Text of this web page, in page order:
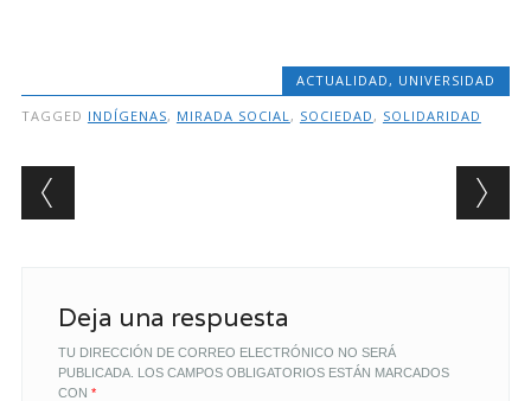
ACTUALIDAD , UNIVERSIDAD
TAGGED INDÍGENAS, MIRADA SOCIAL , SOCIEDAD , SOLIDARIDAD
Post navigation
Deja una respuesta
TU DIRECCIÓN DE CORREO ELECTRÓNICO NO SERÁ
PUBLICADA. LOS CAMPOS OBLIGATORIOS ESTÁN MARCADOS
CON *